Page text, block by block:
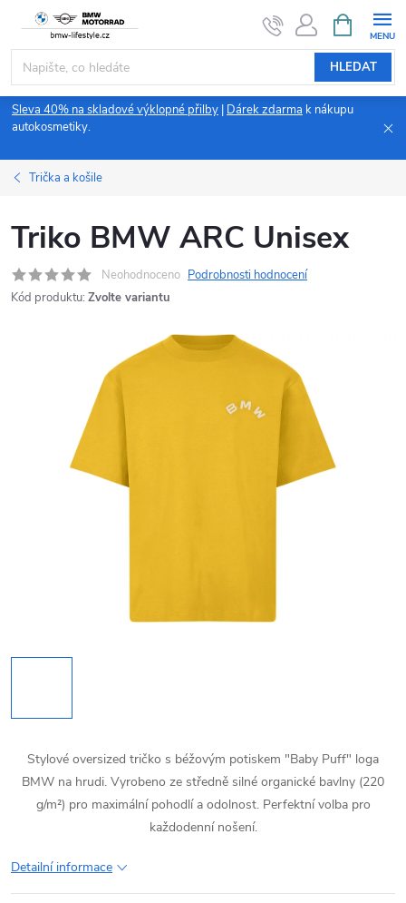
obsah
HLEDAT
NÁKUPNÍ
KOŠÍK
Sleva 40% na skladové výklopné přilby Dárek zdarma k nákupu
autokosmetiky.
Trička a košile
Triko BMW ARC Unisex
Neohodnoceno Podrobnosti hodnocení
Kód produktu: Zvolte variantu
Stylové oversized tričko s béžovým potiskem "Baby Puff" loga
BMW na hrudi. Vyrobeno ze středně silné organické bavlny (220
g/m²) pro maximální pohodlí a odolnost. Perfektní volba pro
každodenní nošení.
Detailní informace